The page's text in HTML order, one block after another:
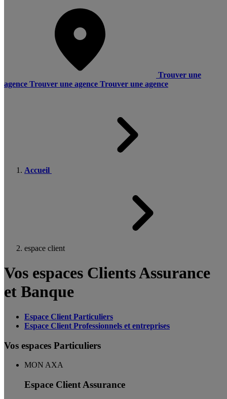
Trouver une
agence Trouver une agence Trouver une agence
Accueil
espace client
Vos espaces Clients Assurance
et Banque
Espace Client Particuliers
Espace Client Professionnels et entreprises
Vos espaces Particuliers
MON AXA
Espace Client Assurance